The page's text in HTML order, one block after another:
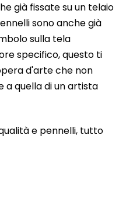
già fissate su un telaio
sono anche già
sulla tela
specifico, questo ti
d'arte che non
a quella di un artista
e pennelli, tutto